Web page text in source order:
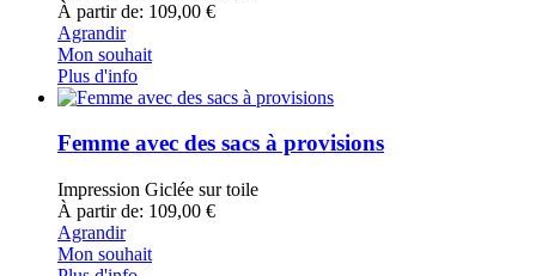
À partir de: 109,00 €
Agrandir
Mon souhait
Plus d'info
Femme avec des sacs à provisions
Impression Giclée sur toile
À partir de: 109,00 €
Agrandir
Mon souhait